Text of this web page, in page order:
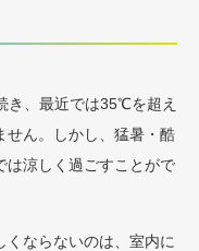
き、最近では35℃を超え
せん。しかし、猛暑・酷
は涼しく過ごすことがで
くならないのは、室内に